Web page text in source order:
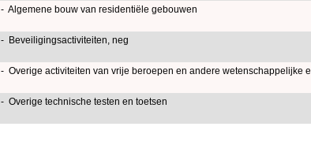
- Algemene bouw van residentiële gebouwen
- Beveiligingsactiviteiten, neg
- Overige activiteiten van vrije beroepen en andere wetenschappelijke
- Overige technische testen en toetsen